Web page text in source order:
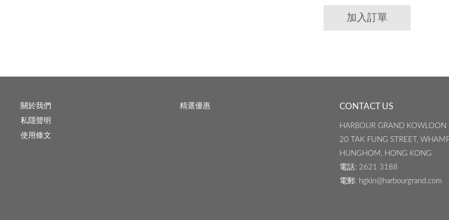
加入訂單
關於我們
私隱聲明
使用條文
精選優惠 CONTACT US
HARBOUR GRAND KOWLOON
20 TAK FUNG STREET,
HUNGHOM, HONG KONG
電話: 2621 3188
電郵: hgkln@harbourgrand.com